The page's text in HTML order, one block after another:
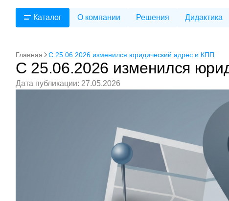
Каталог О компании Решения Дидактика
Главная C 25.06.2026 изменился юридический адрес и КПП
C 25.06.2026 изменился
Дата публикации: 27.05.2026